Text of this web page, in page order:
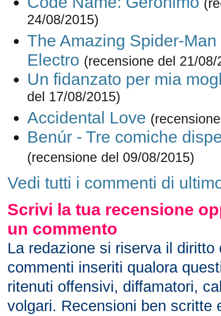
24/08/2015)
The Amazing Spider-
Electro (recensione del 21/08/
Un fidanzato per mia
del 17/08/2015)
Accidental Love
Benúr - Tre comiche
(recensione del 09/08/2015)
Vedi tutti i commenti di
Scrivi la tua recensione
un commento
La redazione si riserva il diritto
commenti inseriti qualora
ritenuti offensivi, diffamatori,
volgari. Recensioni ben scritte